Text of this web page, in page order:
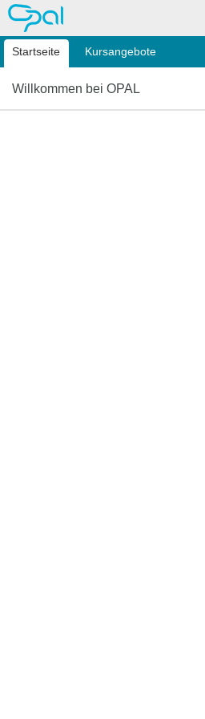
OPAL
Startseite Kursangebote
Willkommen bei OPAL